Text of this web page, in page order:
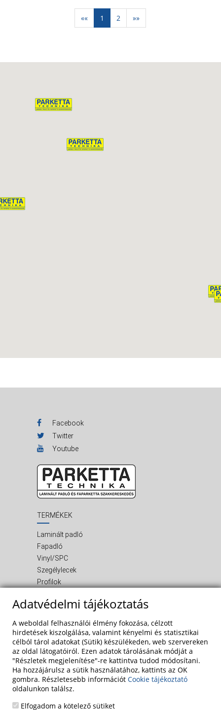
«« 1 2 »»
Facebook
Twitter
Youtube
TERMÉKEK
Laminált padló
Fapadló
Vinyl/SPC
Szegélylecek
Profilok
INFORMÁCIÓ
Rólunk
Blog
Szolgáltatások
Referenciák
Akciók
Kapcsolat
Adatvédelem
Adatvédelmi tájékoztatás
A weboldal felhasználói élmény fokozása, célzott
hirdetések kiszolgálása, valamint kényelmi és statisztikai
célból tárol adatokat (Sütik) készülékeden, web szervereken
az oldal látogatóiról. Ezen adatok tárolásának módját a
"Részletek megjelenítése"-re kattintva tudod módosítani.
Ha hozzájárulsz a sütik használatához, kattints az OK
gombra. Részletesebb információt Cookie tájékoztató
oldalunkon találsz.
Elfogadom a kötelező sütiket